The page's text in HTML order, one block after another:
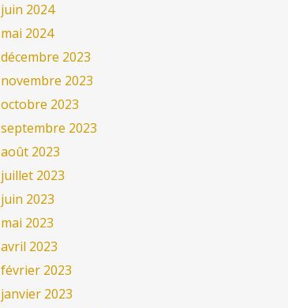
juin 2024
mai 2024
décembre 2023
novembre 2023
octobre 2023
septembre 2023
août 2023
juillet 2023
juin 2023
mai 2023
avril 2023
février 2023
janvier 2023